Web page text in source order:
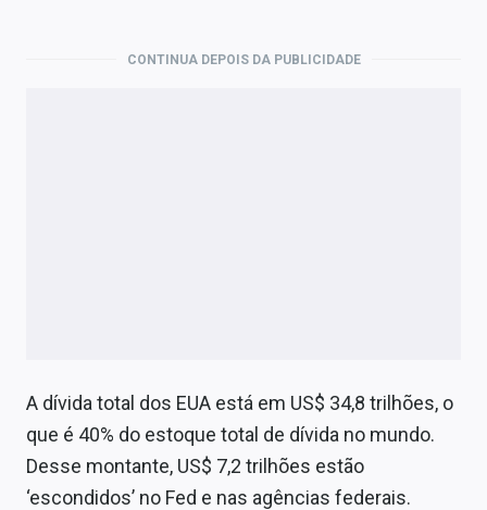
CONTINUA DEPOIS DA PUBLICIDADE
A dívida total dos EUA está em US$ 34,8 trilhões, o
que é 40% do estoque total de dívida no mundo.
Desse montante, US$ 7,2 trilhões estão
‘escondidos’ no Fed e nas agências federais.